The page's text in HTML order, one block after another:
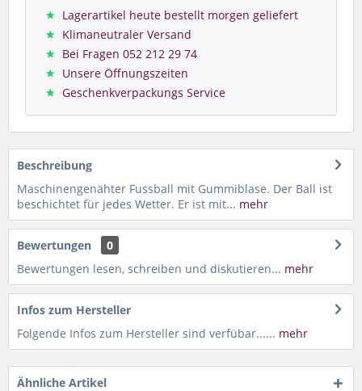
Lagerartikel heute bestellt morgen geliefert
Klimaneutraler Versand
Bei Fragen 052 212 29 74
Unsere Öffnungszeiten
Geschenkverpackungs Service
Beschreibung
Maschinengenähter Fussball mit Gummiblase. Der Ball ist
beschichtet für jedes Wetter. Er ist mit... mehr
Bewertungen
0
Bewertungen lesen, schreiben und diskutieren... mehr
Infos zum Hersteller
Folgende Infos zum Hersteller sind verfübar...... mehr
Ähnliche Artikel